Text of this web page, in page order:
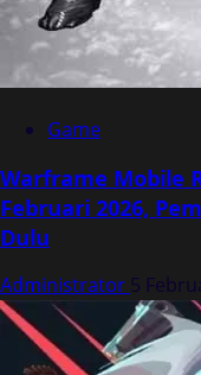
Game
Warframe Mobile
Februari 2026,
Dulu
Administrator 5